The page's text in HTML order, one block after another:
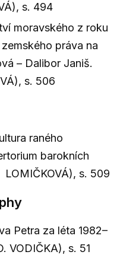
s. 494
moravského z roku
práva na
– Dalibor Janiš.
s. 506
raného
barokních
s. 509
Petra za léta 1982–
VODIČKA), s. 51